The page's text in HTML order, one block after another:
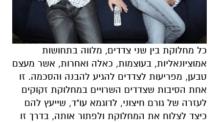
כל מחלוקת בין שני צדדים, מלווה בתחושות
אמוציונאליות, בעוצמות, כאלה ואחרות, אשר מעצם
טבען, מפריעות לצדדים להגיע להבנה והסכמה. זו
אחת הסיבות שצדדים השרויים במחלוקת זקוקים
לעזרה של גורם חיצוני, לדוגמא עו"ד, שייעץ להם
כיצד לצלוח את המחלוקת ולפתור אותה, בדרך זו